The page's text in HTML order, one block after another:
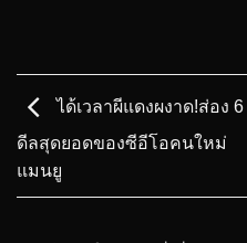
ได้เวลาผีแดงผงาด!ส่อง 6
ดีลสุดยอดของซีอีโอคนใหม่
แมนยู